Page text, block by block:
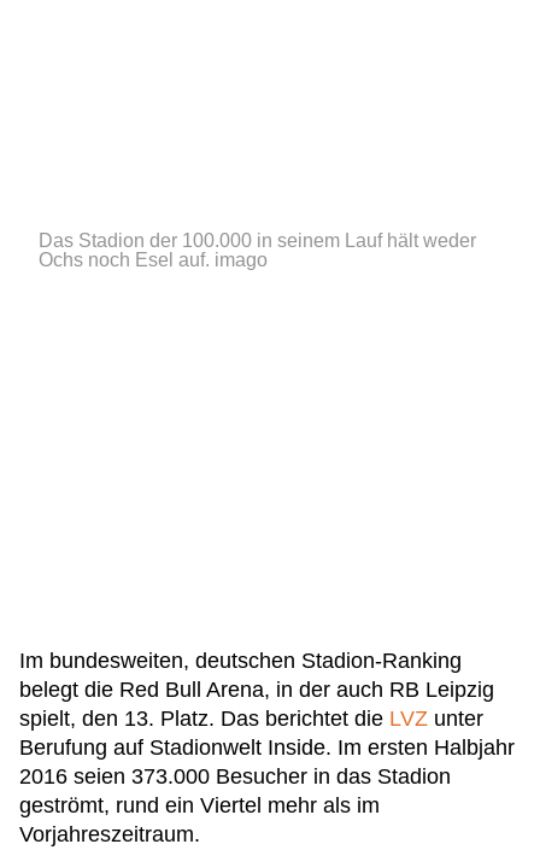
Das Stadion der 100.000 in seinem Lauf hält weder
Ochs noch Esel auf. imago
Im bundesweiten, deutschen Stadion-Ranking
belegt die Red Bull Arena, in der auch RB Leipzig
spielt, den 13. Platz. Das berichtet die LVZ unter
Berufung auf Stadionwelt Inside. Im ersten Halbjahr
2016 seien 373.000 Besucher in das Stadion
geströmt, rund ein Viertel mehr als im
Vorjahreszeitraum.